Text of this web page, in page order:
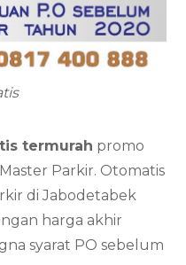
termurah promo
Parkir. Otomatis
di Jabodetabek
harga akhir
syarat PO sebelum